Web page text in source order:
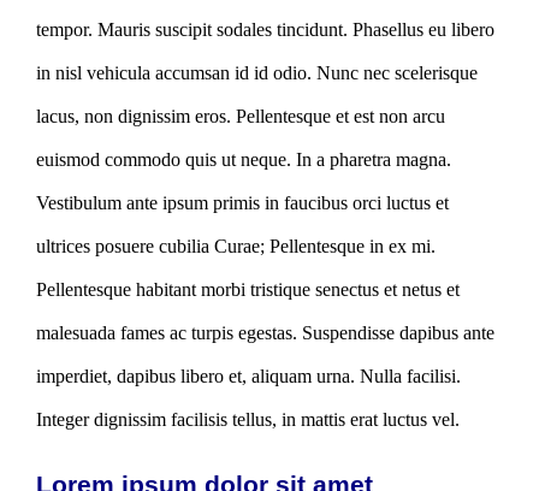
tempor. Mauris suscipit sodales tincidunt. Phasellus eu libero
in nisl vehicula accumsan id id odio. Nunc nec scelerisque
lacus, non dignissim eros. Pellentesque et est non arcu
euismod commodo quis ut neque. In a pharetra magna.
Vestibulum ante ipsum primis in faucibus orci luctus et
ultrices posuere cubilia Curae; Pellentesque in ex mi.
Pellentesque habitant morbi tristique senectus et netus et
malesuada fames ac turpis egestas. Suspendisse dapibus ante
imperdiet, dapibus libero et, aliquam urna. Nulla facilisi.
Integer dignissim facilisis tellus, in mattis erat luctus vel.
Lorem ipsum dolor sit amet